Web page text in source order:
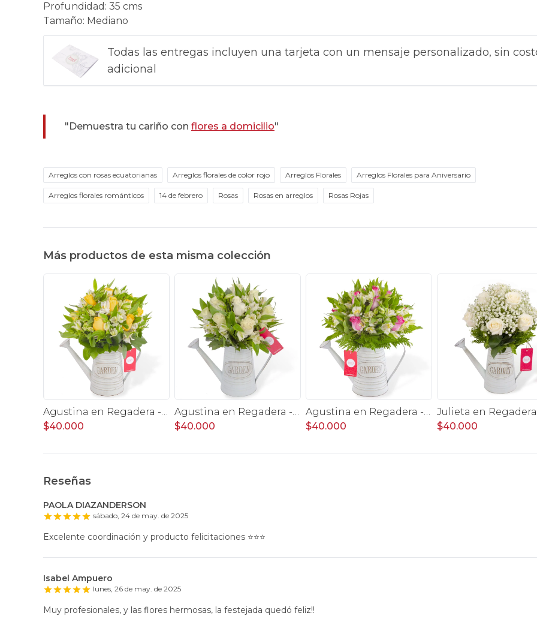
Profundidad : 35 cms
Tamaño: Mediano
Todas las entregas incluyen una tarjeta con un mensaje personalizado, sin
adicional
"Demuestra tu cariño con flores a domicilio"
Arreglos con rosas ecuatorianas Arreglos florales de color rojo Arreglos Florales Arreglos Florales para Aniversario
Arreglos florales románticos 14 de febrero Rosas Rosas en arreglos Rosas Rojas
Más productos de esta misma colección
Agustina en Regadera -Arreglo 10 rosas amarillo y astromelia
$40.000
Agustina en Regadera -Arreglo 10 rosas blanco y astromelias
$40.000
Agustina en Regadera -Arreglo 10 rosas lila y astromelias
$40.000
$40.000
Reseñas
PAOLA DIAZANDERSON
sábado, 24 de may. de 2025
Excelente coordinación y producto felicitaciones ⭐️⭐️⭐️
Isabel Ampuero
lunes, 26 de may. de 2025
Muy profesionales, y las flores hermosas, la festejada quedó feliz!!